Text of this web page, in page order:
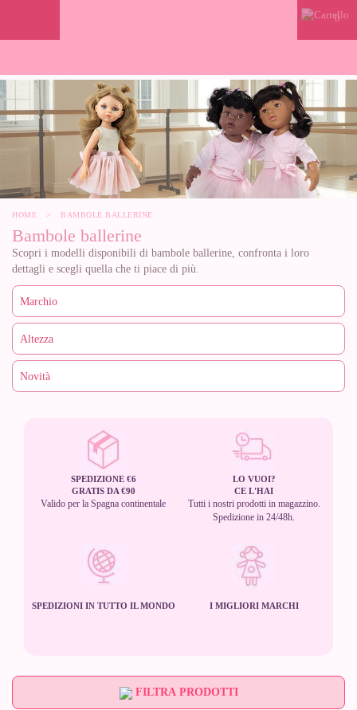
0
HOME > BAMBOLE BALLERINE
Bambole ballerine
Scopri i modelli disponibili di bambole ballerine, confronta i loro
dettagli e scegli quella che ti piace di più.
SPEDIZIONE €6
GRATIS DA €90
Valido per la Spagna continentale
LO VUOI?
CE L'HAI
Tutti i nostri prodotti in magazzino.
Spedizione in 24/48h.
SPEDIZIONI IN TUTTO IL MONDO I MIGLIORI MARCHI
FILTRA PRODOTTI